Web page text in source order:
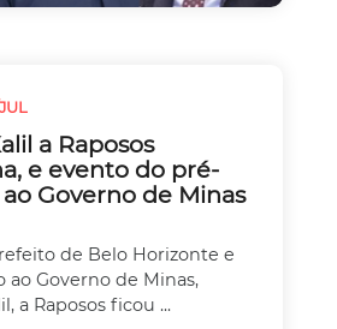
a Raposos
e evento do pré-
Governo de Minas
de Belo Horizonte e
ao Governo de Minas,
a Raposos ficou ...